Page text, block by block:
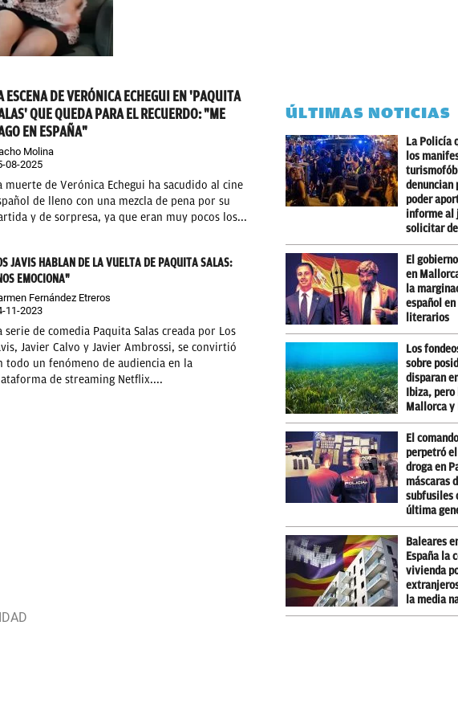
ESCENA DE VERÓNICA ECHEGUI EN 'PAQUITA
QUE QUEDA PARA EL RECUERDO: "ME
EN ESPAÑA"
Molina
08-2025
muerte de Verónica Echegui ha sacudido al cine
de lleno con una mezcla de pena por su
y de sorpresa, ya que eran muy pocos los...
JAVIS HABLAN DE LA VUELTA DE PAQUITA SALAS:
EMOCIONA"
Fernández Etreros
11-2023
serie de comedia Paquita Salas creada por Los
Javier Calvo y Javier Ambrossi, se convirtió
todo un fenómeno de audiencia en la
de streaming Netflix....
ÚLTIMAS NOTICIAS
La Policía
los
denuncian
poder
informe al
solicitar
El
en
la
español
literarios
Los
sobre
disparan
Ibiza,
Mallorca y
El
perpetró el
droga en
máscaras
subfusiles
última
Baleares
España la
vivienda
la media